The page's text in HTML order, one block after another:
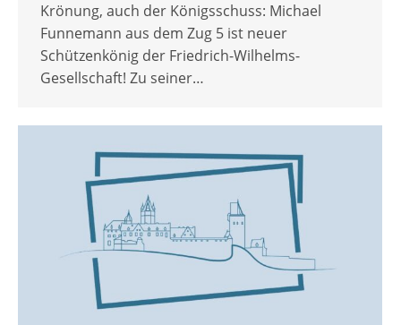
Krönung, auch der Königsschuss: Michael
Funnemann aus dem Zug 5 ist neuer
Schützenkönig der Friedrich-Wilhelms-
Gesellschaft! Zu seiner…